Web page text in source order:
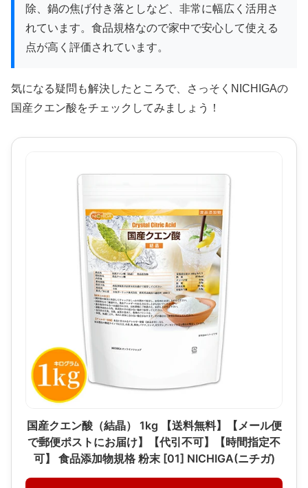
除、鍋の焦げ付き落としなど、非常に幅広く活用さ
れています。食品規格なので家中で安心して使える
点が高く評価されています。
気になる疑問も解決したところで、さっそくNICHIGAの
国産クエン酸をチェックしてみましょう！
国産クエン酸（結晶） 1kg 【送料無料】【メール便
で郵便ポストにお届け】【代引不可】【時間指定不
可】 食品添加物規格 粉末 [01] NICHIGA(ニチガ)